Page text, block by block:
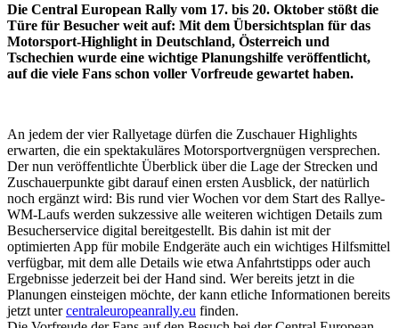
Die Central European Rally vom 17. bis 20. Oktober stößt die
Türe für Besucher weit auf: Mit dem Übersichtsplan für das
Motorsport-Highlight in Deutschland, Österreich und
Tschechien wurde eine wichtige Planungshilfe veröffentlicht,
auf die viele Fans schon voller Vorfreude gewartet haben.
An jedem der vier Rallyetage dürfen die Zuschauer Highlights
erwarten, die ein spektakuläres Motorsportvergnügen versprechen.
Der nun veröffentlichte Überblick über die Lage der Strecken und
Zuschauerpunkte gibt darauf einen ersten Ausblick, der natürlich
noch ergänzt wird: Bis rund vier Wochen vor dem Start des Rallye-
WM-Laufs werden sukzessive alle weiteren wichtigen Details zum
Besucherservice digital bereitgestellt. Bis dahin ist mit der
optimierten App für mobile Endgeräte auch ein wichtiges Hilfsmittel
verfügbar, mit dem alle Details wie etwa Anfahrtstipps oder auch
Ergebnisse jederzeit bei der Hand sind. Wer bereits jetzt in die
Planungen einsteigen möchte, der kann etliche Informationen bereits
jetzt untercentraleuropeanrally.eu finden.